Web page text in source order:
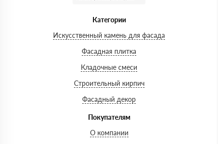
Категории
Искусственный камень для фасада
Фасадная плитка
Кладочные смеси
Строительный кирпич
Фасадный декор
Покупателям
О компании